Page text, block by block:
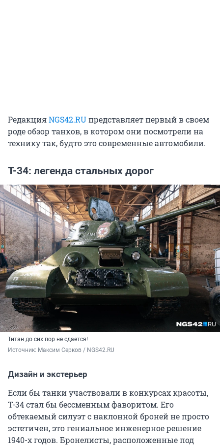
РедакцияNGS42.RUпредставляет первый в своем
роде обзор танков, в котором они посмотрели на
технику так, будто это современные автомобили.
Т-34: легенда стальных дорог
Титан до сих пор не сдается!
Источник: Максим Серков / NGS42.RU
Дизайн и экстерьер
Если бы танки участвовали в конкурсах красоты,
Т-34 стал бы бессменным фаворитом. Его
обтекаемый силуэт с наклонной броней не просто
эстетичен, это гениальное инженерное решение
1940-х годов. Бронелисты, расположенные под